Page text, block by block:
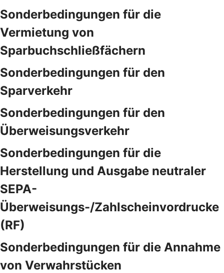
Sonderbedingungen für die
Vermietung von
Sparbuchschließfächern
Sonderbedingungen für den
Sparverkehr
Sonderbedingungen für den
Überweisungsverkehr
Sonderbedingungen für die
Herstellung und Ausgabe neutraler
SEPA-
Überweisungs-/Zahlscheinvordrucke
(RF)
Sonderbedingungen für die Annahme
von Verwahrstücken